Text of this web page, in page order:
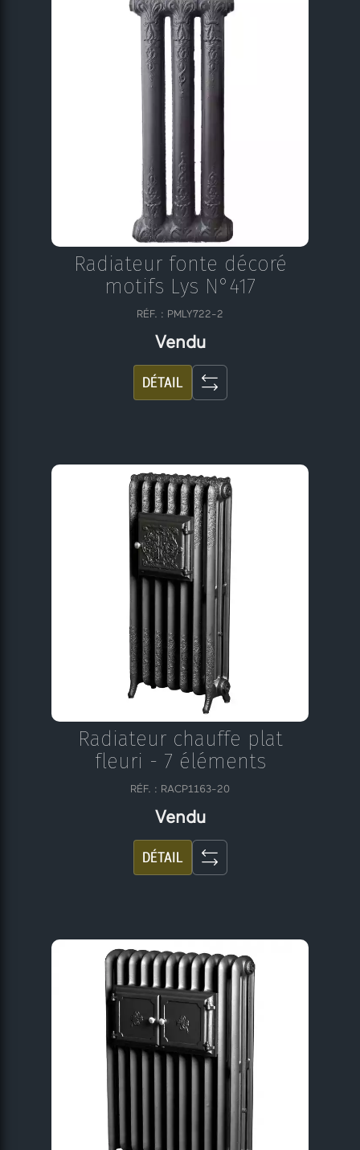
Radiateur fonte décoré
motifs Lys N°417
RÉF. : PMLY722-2
Vendu
DÉTAIL
Radiateur chauffe plat
fleuri - 7 éléments
RÉF. : RACP1163-20
Vendu
DÉTAIL